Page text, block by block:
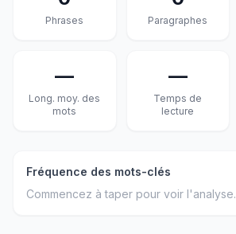
Phrases Paragraphes
—
Long. moy. des
mots
—
Temps de
lecture
Fréquence des mots-clés
Commencez à taper pour voir l'analyse.